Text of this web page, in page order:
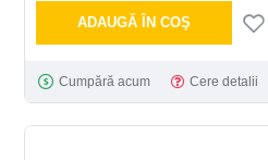
ADAUGĂ ÎN COŞ
Cumpără acum Cere detalii